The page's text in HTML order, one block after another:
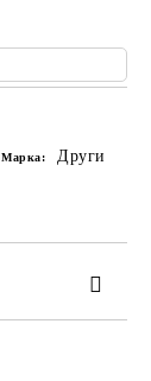
Марка: Други